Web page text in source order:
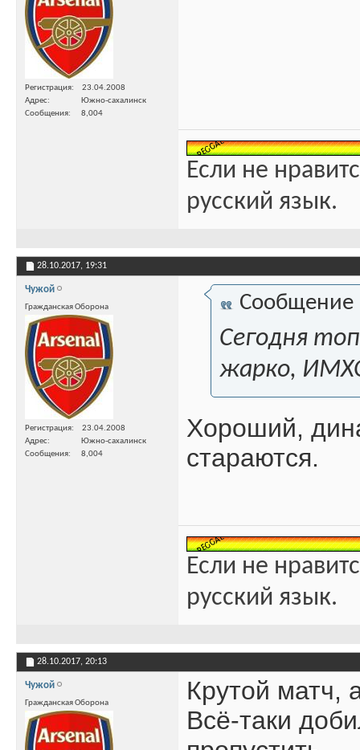
Регистрация
23.04.2008
Адрес
Южно-сахалинск
Сообщения
8,004
Если не
русский язык.
28.10.2017, 19:31
Чужой
Гражданская Оборона
Регистрация
23.04.2008
Адрес
Южно-сахалинск
Сообщения
8,004
Сообщение
Сегодня
жарко,
Хороший,
стараются.
Если не
русский язык.
28.10.2017, 20:13
Чужой
Гражданская Оборона
Крутой матч,
Всё-таки